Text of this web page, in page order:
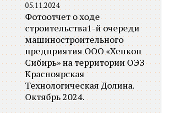
05.11.2024
Фотоотчет о ходе
строительства1-й очереди
машиностроительного
предприятия ООО «Хенкон
Сибирь» на территории ОЭЗ
Красноярская
Технологическая Долина.
Октябрь 2024.